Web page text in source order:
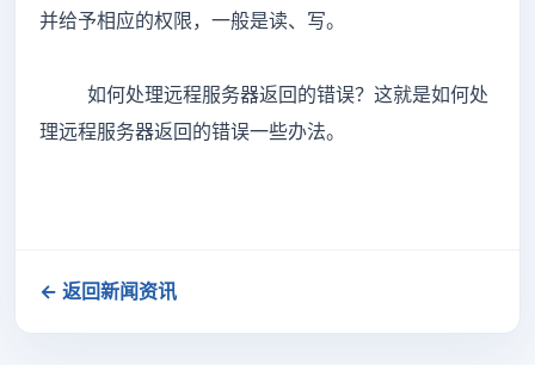
并给予相应的权限，一般是读、写。
如何处理远程服务器返回的错误？这就是如何处
理远程服务器返回的错误一些办法。
← 返回新闻资讯